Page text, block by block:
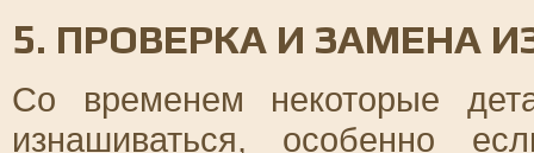
5. ПРОВЕРКА И ЗАМЕНА
Со временем некоторые
изнашиваться, особенно